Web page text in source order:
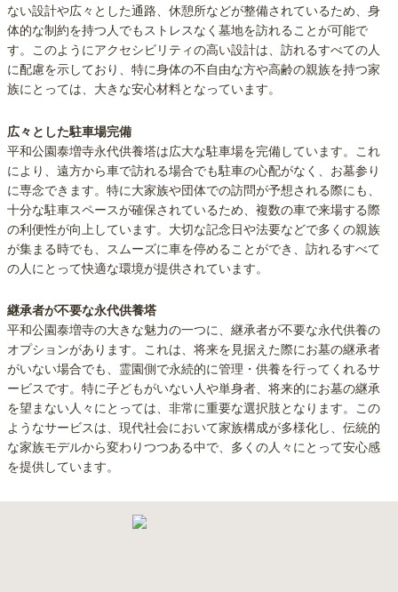
ない設計や広々とした通路、休憩所などが整備されているため、身
体的な制約を持つ人でもストレスなく墓地を訪れることが可能で
す。このようにアクセシビリティの高い設計は、訪れるすべての人
に配慮を示しており、特に身体の不自由な方や高齢の親族を持つ家
族にとっては、大きな安心材料となっています。
広々とした駐車場完備
平和公園泰増寺永代供養塔は広大な駐車場を完備しています。これ
により、遠方から車で訪れる場合でも駐車の心配がなく、お墓参り
に専念できます。特に大家族や団体での訪問が予想される際にも、
十分な駐車スペースが確保されているため、複数の車で来場する際
の利便性が向上しています。大切な記念日や法要などで多くの親族
が集まる時でも、スムーズに車を停めることができ、訪れるすべて
の人にとって快適な環境が提供されています。
継承者が不要な永代供養塔
平和公園泰増寺の大きな魅力の一つに、継承者が不要な永代供養の
オプションがあります。これは、将来を見据えた際にお墓の継承者
がいない場合でも、霊園側で永続的に管理・供養を行ってくれるサ
ービスです。特に子どもがいない人や単身者、将来的にお墓の継承
を望まない人々にとっては、非常に重要な選択肢となります。この
ようなサービスは、現代社会において家族構成が多様化し、伝統的
な家族モデルから変わりつつある中で、多くの人々にとって安心感
を提供しています。